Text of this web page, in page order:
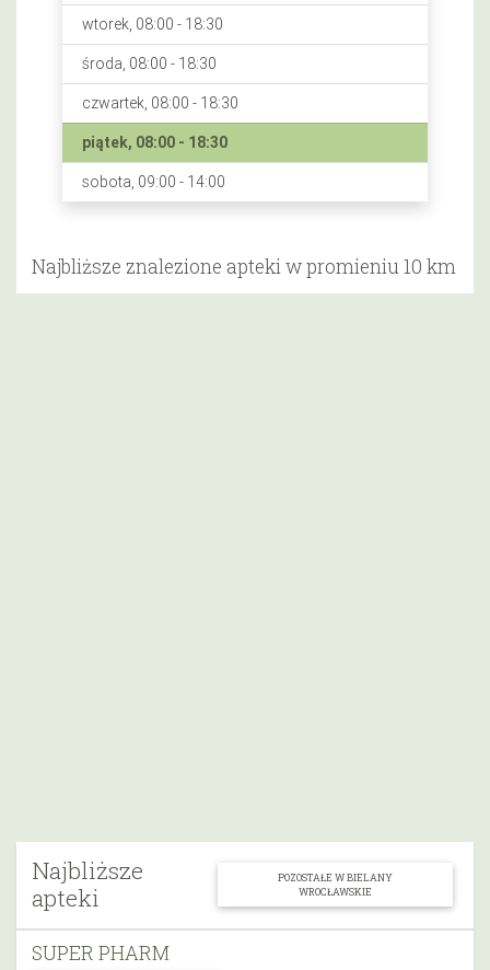
Najbliższe
apteki
POZOSTAŁE W BIELANY
WROCŁAWSKIE
SUPER PHARM
wtorek, 08:00 - 18:30
środa, 08:00 - 18:30
czwartek, 08:00 - 18:30
piątek, 08:00 - 18:30
sobota, 09:00 - 14:00
Najbliższe znalezione apteki w promieniu 10 km